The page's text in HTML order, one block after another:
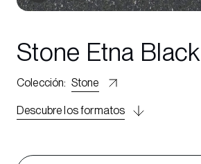
Stone Etna Black
Colección: Stone
Descubre los formatos